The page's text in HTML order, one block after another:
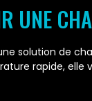
UNE
solution de
rapide, elle